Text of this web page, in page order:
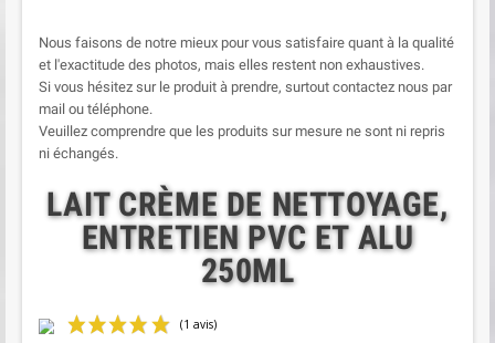
Nous faisons de notre mieux pour vous satisfaire quant à la qualité
et l'exactitude des photos, mais elles restent non exhaustives.
Si vous hésitez sur le produit à prendre, surtout contactez nous par
mail ou téléphone.
Veuillez comprendre que les produits sur mesure ne sont ni repris
ni échangés.
LAIT CRÈME DE NETTOYAGE,
ENTRETIEN PVC ET ALU
250ML